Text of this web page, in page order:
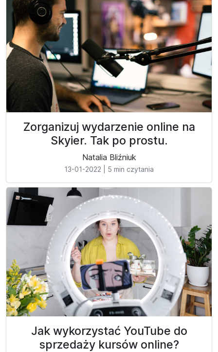
Zorganizuj wydarzenie online na
Skyier. Tak po prostu.
Natalia Bliźniuk
13-01-2022 5 min czytania
Jak wykorzystać YouTube do
sprzedaży kursów online?